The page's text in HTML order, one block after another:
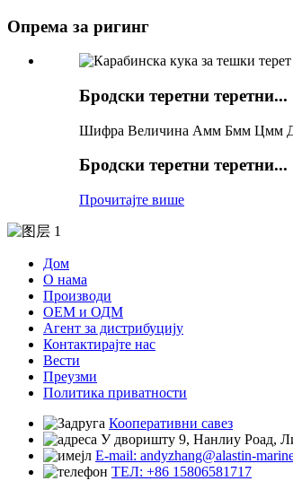
Опрема за ригинг
Бродски теретни теретни...
Шифра Величина Амм Бмм Цмм
Бродски теретни теретни...
Прочитајте више
Дом
О нама
Производи
ОЕМ и ОДМ
Агент за дистрибуцију
Контактирајте нас
Вести
Преузми
Политика приватности
Кооперативни савез
У дворишту 9, Нанлиу Роад,
E-mail: andyzhang@alastin-
ТЕЛ: +86 15806581717